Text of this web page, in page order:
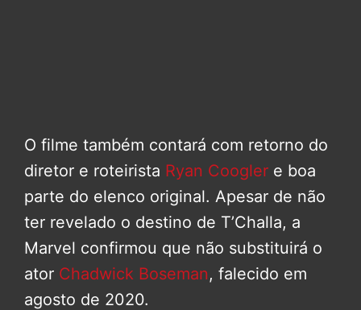
O filme também contará com retorno do
diretor e roteirista Ryan Coogler e boa
parte do elenco original. Apesar de não
ter revelado o destino de T’Challa, a
Marvel confirmou que não substituirá o
ator Chadwick Boseman, falecido em
agosto de 2020.